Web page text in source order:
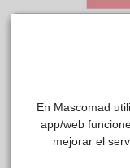
CIAAM.
COMENTARIOS
En Mascomad
app/web
mejorar el